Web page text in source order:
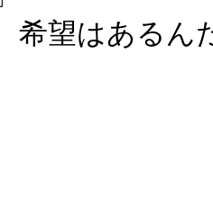
希望はあるん